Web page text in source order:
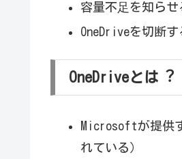
容量不⾜を知ら
OneDriveを切断
OneDriveとは︖
Microsoftが提供
れている）